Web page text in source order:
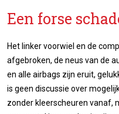
Een forse
Het linker voorwiel en de
afgebroken, de neus van de
en alle airbags zijn eruit,
is geen discussie over
zonder kleerscheuren vanaf,